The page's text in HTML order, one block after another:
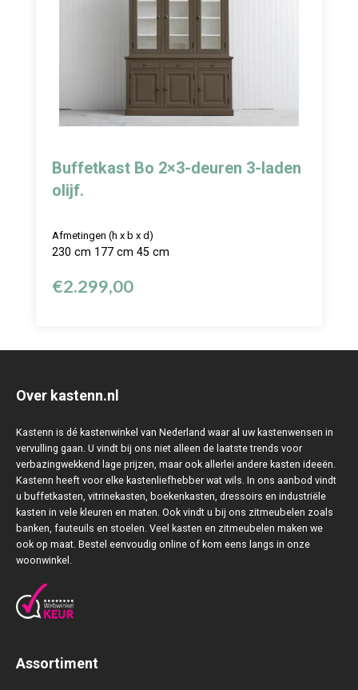
Buffetkast Bo 2×3-deuren 3-laden
olijf.
Afmetingen (h x b x d)
230 cm 177 cm 45 cm
€2.299,00
Over kastenn.nl
Kastenn is dé kastenwinkel van Nederland waar al uw kastenwensen in
vervulling gaan. U vindt bij ons niet alleen de laatste trends voor
verbazingwekkend lage prijzen, maar ook allerlei andere kasten ideeën.
Kastenn heeft voor elke kastenliefhebber wat wils. In ons aanbod vindt
u buffetkasten, vitrinekasten, boekenkasten, dressoirs en industriële
kasten in vele kleuren en maten. Ook vindt u bij ons zitmeubelen zoals
banken, fauteuils en stoelen. Veel kasten en zitmeubelen maken we
ook op maat. Bestel eenvoudig online of kom eens langs in onze
woonwinkel.
Assortiment